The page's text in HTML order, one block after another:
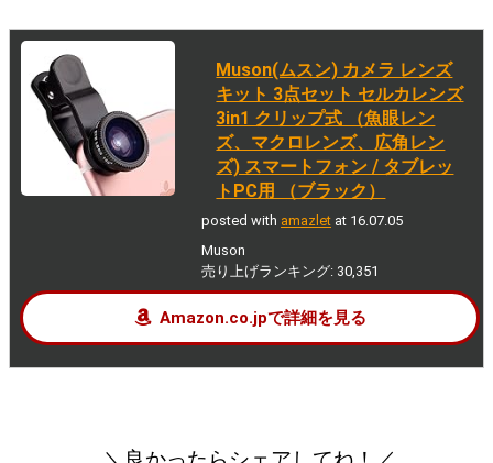
Muson(ムスン) カメラ レンズ
キット 3点セット セルカレンズ
3in1 クリップ式 （魚眼レン
ズ、マクロレンズ、広角レン
ズ) スマートフォン / タブレッ
トPC用 （ブラック）
posted with amazlet at 16.07.05
Muson
売り上げランキング: 30,351
Amazon.co.jpで詳細を見る